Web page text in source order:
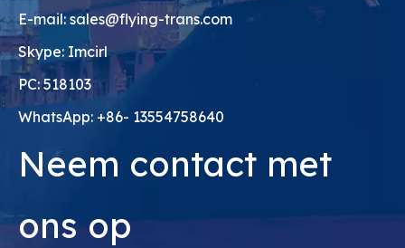
E-mail: sales@flying-trans.com
Skype: Imcirl
PC: 518103
WhatsApp: +86- 13554758640
Neem contact met
ons op